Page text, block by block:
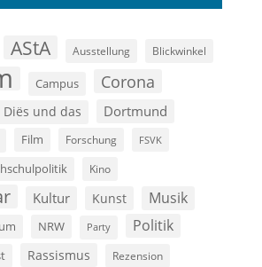
AStA Ausstellung Blickwinkel
Campus Corona
Diës und das Dortmund
Film Forschung FSVK
Kino
Kultur Kunst Musik
NRW Party Politik
Rassismus Rezension